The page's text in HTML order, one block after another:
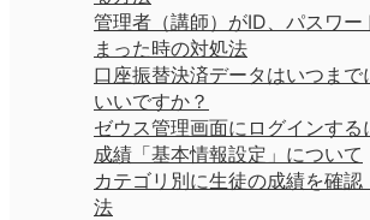
口座振替決済データはいつまで
いいですか？
ゼウス管理画面にログインする
管理者（講師）がID、パスワー
まった時の対処法
成績「基本情報設定」について
カテゴリ別に生徒の成績を確認
法